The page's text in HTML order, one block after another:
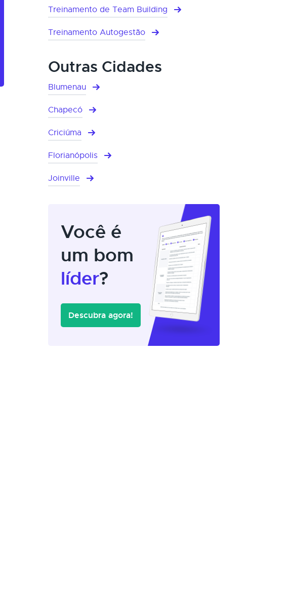
Treinamento de Team Building
Treinamento Autogestão
Outras Cidades
Blumenau
Chapecó
Criciúma
Florianópolis
Joinville
Você é
um bom
líder?
Descubra agora!